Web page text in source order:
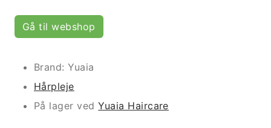
Gå til webshop
Brand: Yuaia
Hårpleje
På lager vedYuaia Haircare